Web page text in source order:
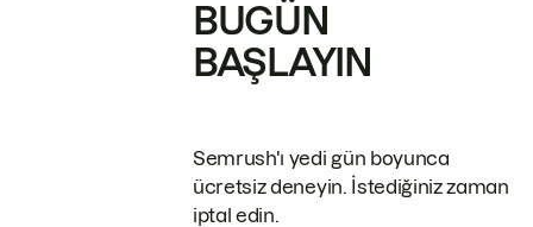
BUGÜN
BAŞLAYIN
Semrush'ı yedi gün boyunca
ücretsiz deneyin. İstediğiniz zaman
iptal edin.